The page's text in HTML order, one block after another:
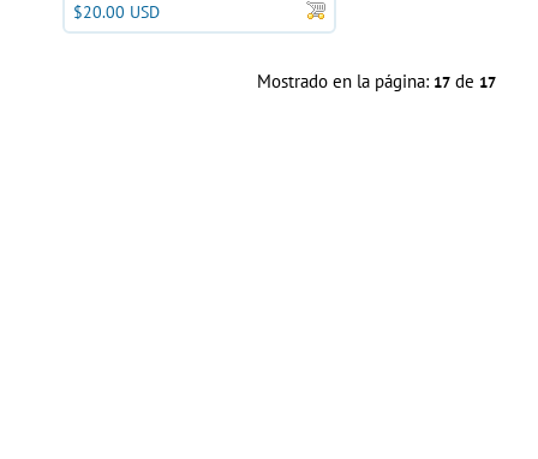
$20.00 USD
Mostrado en la página: 17 de 17